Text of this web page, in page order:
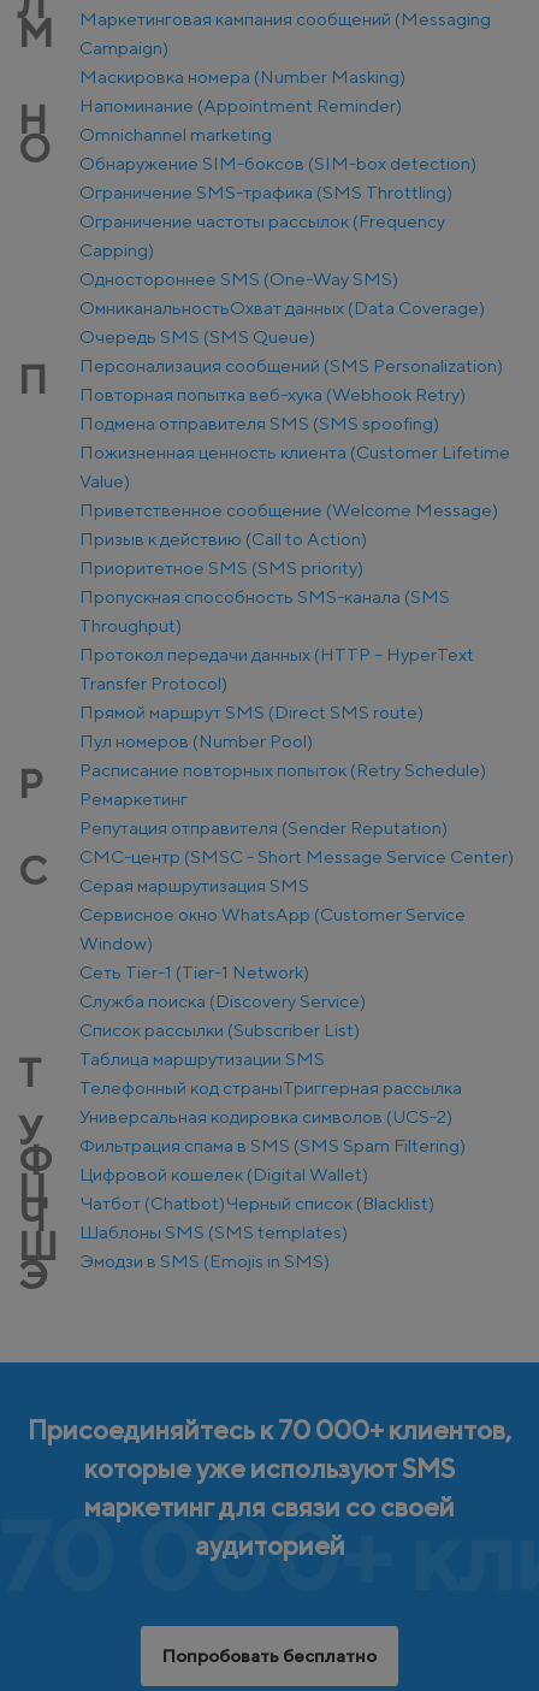
М
Маркетинговая кампания сообщений (Messaging
Campaign)
Маскировка номера (Number Masking)
Н Напоминание (Appointment Reminder)
О
Оmnichannel marketing
Обнаружение SIM-боксов (SIM-box detection)
Ограничение SMS-трафика (SMS Throttling)
Ограничение частоты рассылок (Frequency
Capping)
Одностороннее SMS (One-Way SMS)
ОмниканальностьОхват данных (Data Coverage)
Очередь SMS (SMS Queue)
П
Персонализация сообщений (SMS Personalization)
Повторная попытка веб-хука (Webhook Retry)
Подмена отправителя SMS (SMS spoofing)
Пожизненная ценность клиента (Customer Lifetime
Value)
Приветственное сообщение (Welcome Message)
Призыв к действию (Call to Action)
Приоритетное SMS (SMS priority)
Пропускная способность SMS-канала (SMS
Throughput)
Протокол передачи данных (HTTP – HyperText
Transfer Protocol)
Прямой маршрут SMS (Direct SMS route)
Пул номеров (Number Pool)
Р
Расписание повторных попыток (Retry Schedule)
Ремаркетинг
Репутация отправителя (Sender Reputation)
С
СМС-центр (SMSC - Short Message Service Center)
Серая маршрутизация SMS
Сервисное окно WhatsApp (Customer Service
Window)
Сеть Tier-1 (Tier-1 Network)
Служба поиска (Discovery Service)
Список рассылки (Subscriber List)
Т
Таблица маршрутизации SMS
Телефонный код страныТриггерная рассылка
У Универсальная кодировка символов (UCS-2)
Ф Фильтрация спама в SMS (SMS Spam Filtering)
Ц Цифровой кошелек (Digital Wallet)
Ч Чатбот (Chatbot)Черный список (Blacklist)
Ш Шаблоны SMS (SMS templates)
Э Эмодзи в SMS (Emojis in SMS)
70 000+
Присоединяйтесь к 70 000+ клиентов,
которые уже используют SMS
маркетинг для связи со своей
аудиторией
Попробовать бесплатно